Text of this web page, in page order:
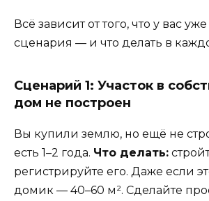
Всё зависит от того, что у вас
сценария — и что делать в
Сценарий 1: Участок в
дом не построен
Вы купили землю, но ещё не
есть 1–2 года. Что делать:
регистрируйте его. Даже если
домик — 40–60 м². Сделайте